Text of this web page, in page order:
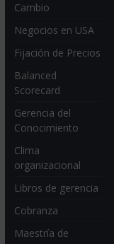
Cambio
Negocios en USA
Fijación de Precios
Balanced
Scorecard
Gerencia del
Conocimiento
Clima
organizacional
Libros de gerencia
Cobranza
Maestría de